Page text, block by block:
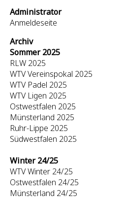
Administrator
Anmeldeseite
Archiv
Sommer 2025
RLW 2025
WTV Vereinspokal 2025
WTV Padel 2025
WTV Ligen 2025
Ostwestfalen 2025
Münsterland 2025
Ruhr-Lippe 2025
Südwestfalen 2025
Winter 24/25
WTV Winter 24/25
Ostwestfalen 24/25
Münsterland 24/25